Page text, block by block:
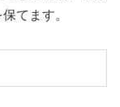
てます。